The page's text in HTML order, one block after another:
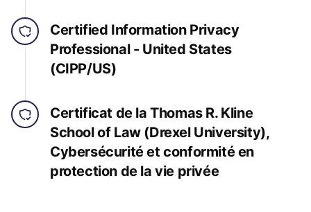
Certified Information Privacy
Professional - United States
(CIPP/US)
Certificat de la Thomas R. Kline
School of Law (Drexel University),
Cybersécurité et conformité en
protection de la vie privée